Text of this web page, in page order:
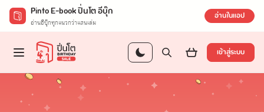
Pinto E-book ปิ่นโต อีบุ๊ก
อ่านอีบุ๊กทุกแนวกว่าแสนเล่ม อ่านในแอป
เข้าสู่ระบบ